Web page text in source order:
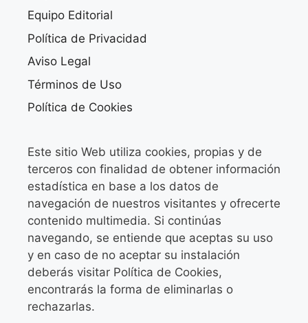
Equipo Editorial
Política de Privacidad
Aviso Legal
Términos de Uso
Política de Cookies
Este sitio Web utiliza cookies, propias y de
terceros con finalidad de obtener información
estadística en base a los datos de
navegación de nuestros visitantes y ofrecerte
contenido multimedia. Si continúas
navegando, se entiende que aceptas su uso
y en caso de no aceptar su instalación
deberás visitar Política de Cookies,
encontrarás la forma de eliminarlas o
rechazarlas.